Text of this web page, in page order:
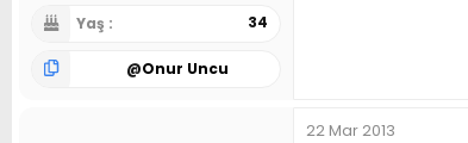
Yaş 34
@Onur Uncu
22 Mar 2013